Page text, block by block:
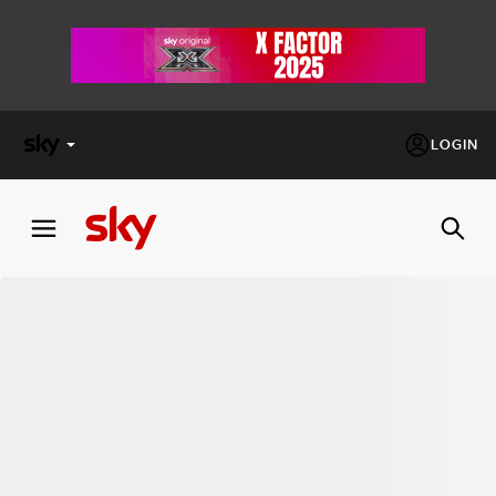
LOGIN
FACTOR